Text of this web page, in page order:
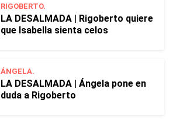
RIGOBERTO.
LA DESALMADA | Rigoberto quiere
que Isabella sienta celos
ÁNGELA.
LA DESALMADA | Ángela pone en
duda a Rigoberto